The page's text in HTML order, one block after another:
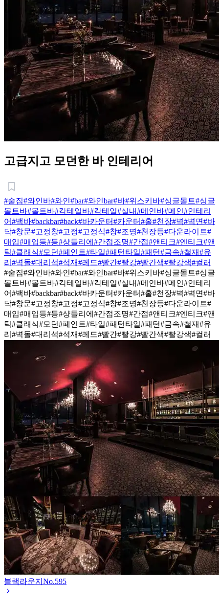
고급지고 모던한 바 인테리어
#술집#와인바#와인#bar#와인bar#바#위스키바#싱글몰트#싱글
몰트바#몰트바#칵테일바#칵테일#실내#메인바#메인#인테리
어#백바#backbar#back#바카운터#카운터#홀#천장#벽#벽면#바
닥#창문#고정창#고정#고정식#창#조명#천장등#다운라이트#
매입#매입등#등#샹들리에 #간접조명#간접#앤티크#엔티크#앤
틱#클래식#모던#페인트#타일#패턴타일#패턴#금속#철재#유
리 #벽돌#대리석#석재#레드#빨간#빨강#빨간색#빨강색#컬러
#술집#와인바#와인#bar#와인bar#바#위스키바#싱글몰트#싱글
몰트바#몰트바#칵테일바#칵테일#실내#메인바#메인#인테리
어#백바#backbar#back#바카운터#카운터#홀#천장#벽#벽면#바
닥#창문#고정창#고정#고정식#창#조명#천장등#다운라이트#
매입#매입등#등#샹들리에 #간접조명#간접#앤티크#엔티크#앤
틱#클래식#모던#페인트#타일#패턴타일#패턴#금속#철재#유
리 #벽돌#대리석#석재#레드#빨간#빨강#빨간색#빨강색#컬러
블랙라운지 No.595